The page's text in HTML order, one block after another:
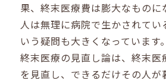
果、終末医療費は膨大なものに
人は無理に病院で生かされてい
いう疑問も大きくなっています。
終末医療の見直し論は、終末医
を見直し、できるだけその人